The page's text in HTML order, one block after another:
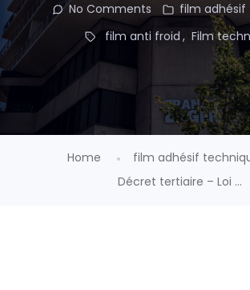
No Comments
film
film anti froid
Film
Home
film adhésif
Décret tertiaire – Loi ...